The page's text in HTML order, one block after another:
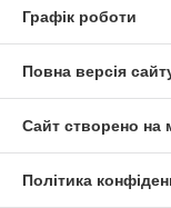
Графік роботи
Повна версія
Сайт створено на
Політика